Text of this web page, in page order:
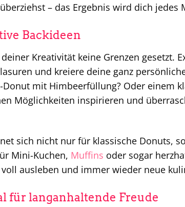
– das Ergebnis wird dich jedes
Backideen
Kreativität keine Grenzen gesetzt.
und kreiere deine ganz
mit Himbeerfüllung? Oder einem
Möglichkeiten inspirieren und
sich nicht nur für klassische Donuts,
Mini-Kuchen, Muffins oder sogar
ausleben und immer wieder neue
für langanhaltende Freude